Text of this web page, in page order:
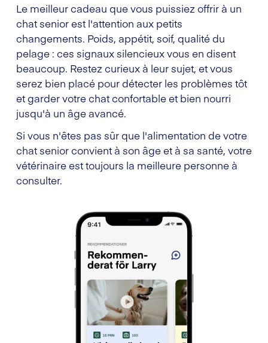
Le meilleur cadeau que vous puissiez offrir à un
chat senior est l'attention aux petits
changements. Poids, appétit, soif, qualité du
pelage : ces signaux silencieux vous en disent
beaucoup. Restez curieux à leur sujet, et vous
serez bien placé pour détecter les problèmes tôt
et garder votre chat confortable et bien nourri
jusqu'à un âge avancé.
Si vous n'êtes pas sûr que l'alimentation de votre
chat senior convient à son âge et à sa santé, votre
vétérinaire est toujours la meilleure personne à
consulter.